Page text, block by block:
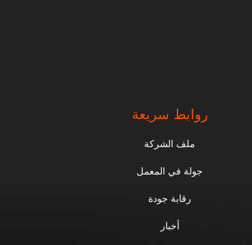
روابط سريعة
ملف الشركة
جولة في المعمل
رقابة جودة
أخبار